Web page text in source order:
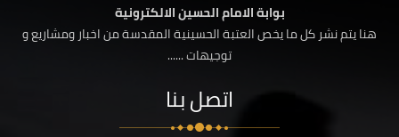
بوابة الامام الحسين الالكترونية
هنا يتم نشر كل ما يخص العتبة الحسينية المقدسة من اخبار ومشاريع و
توجيهات ......
اتصل بنا